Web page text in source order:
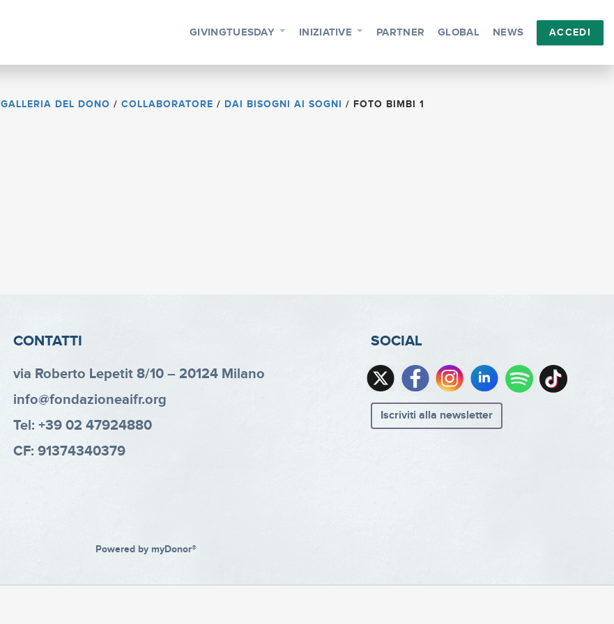
GIVINGTUESDAY INIZIATIVE PARTNER GLOBAL NEWS ACCEDI
GALLERIA DEL DONO / COLLABORATORE / DAI BISOGNI AI SOGNI / FOTO BIMBI 1
CONTATTI
via Roberto Lepetit 8/10 – 20124 Milano
info@fondazioneaifr.org
Tel: +39 02 47924880
CF: 91374340379
SOCIAL
Iscriviti alla newsletter
Powered by myDonor®